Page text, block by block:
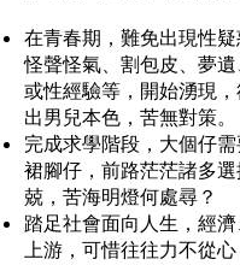
在青春期，難免出現性
怪聲怪氣、割包皮、夢
或性經驗等，開始湧現
出男兒本色，苦無對策。
完成求學階段，大個仔
裙腳仔，前路茫茫諸多
兢，苦海明燈何處尋？
踏足社會面向人生，經
上游，可惜往往力不從